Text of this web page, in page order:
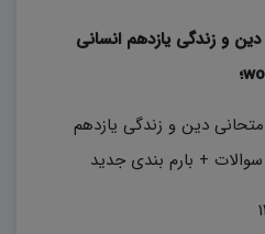
دین و زندگی یازدهم انسانی
دین و زندگی یازدهم
+ بارم بندی جدید